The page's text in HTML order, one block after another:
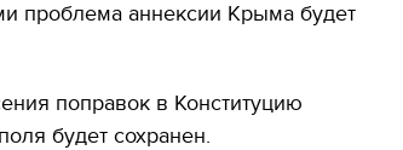
проблема аннексии Крыма будет
поправок в Конституцию
будет сохранен.